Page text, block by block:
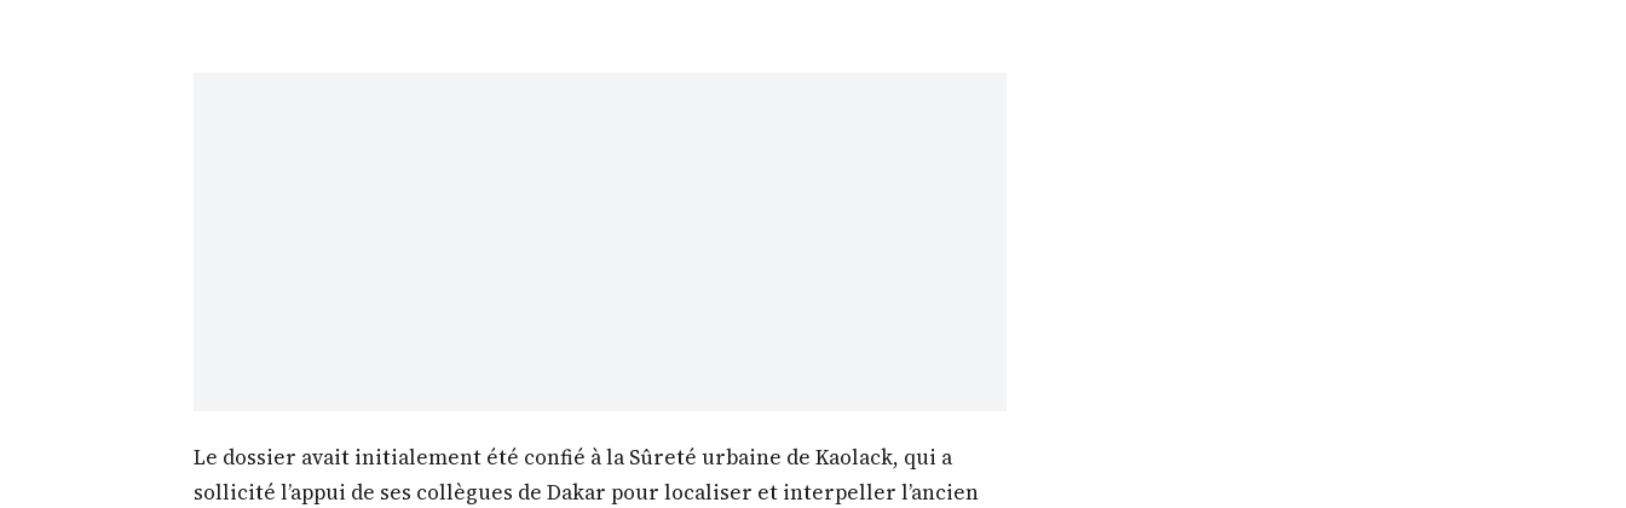
Le dossier avait initialement été confié à la Sûreté urbaine de Kaolack, qui a
sollicité l’appui de ses collègues de Dakar pour localiser et interpeller l’ancien